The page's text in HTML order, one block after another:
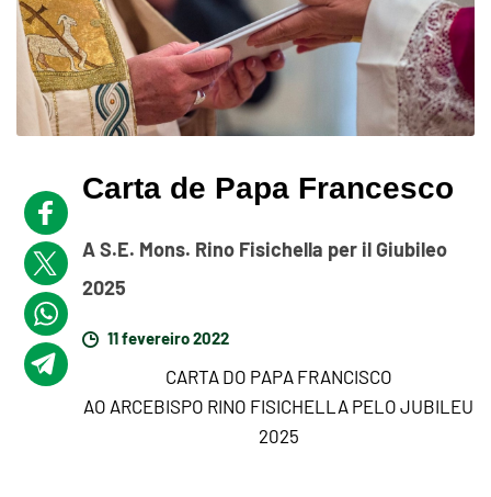
Carta de Papa Francesco
A S.E. Mons. Rino Fisichella per il Giubileo
2025
11 fevereiro 2022
CARTA DO PAPA FRANCISCO
AO ARCEBISPO RINO FISICHELLA PELO JUBILEU
2025